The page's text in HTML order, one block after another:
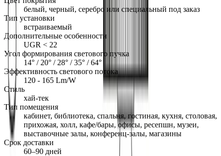
белый, черный, серебро или специальный под заказ
Тип установки
встраиваемый
Дополнительные особенности
UGR < 22
Угол формирования светового пучка
14° / 20° / 28° / 35° / 64°
Эффективность светового потока
120 - 165 Lm/W
Стиль
хай-тек
Тип помещения
кабинет, библиотека, спальня, гостиная, кухня, столовая,
прихожая, холл, кафе/бары, офисы, ресепшн, музеи,
выставочные залы, конференц-залы, магазины
Срок доставки
60–90 дней